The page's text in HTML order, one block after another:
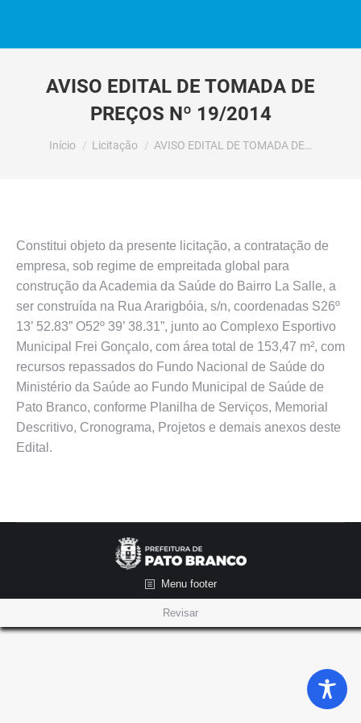
AVISO EDITAL DE TOMADA DE
PREÇOS Nº 19/2014
Você está aqui:
Início Licitação AVISO EDITAL DE TOMADA DE…
Constitui objeto da presente licitação, a contratação de
empresa, sob regime de empreitada global para
construção da Academia da Saúde do Bairro La Salle, a
ser construída na Rua Ararigbóia, s/n, coordenadas S26º
13’ 52.83” O52º 39’ 38.31”, junto ao Complexo Esportivo
Municipal Frei Gonçalo, com área total de 153,47 m², com
recursos repassados do Fundo Nacional de Saúde do
Ministério da Saúde ao Fundo Municipal de Saúde de
Pato Branco, conforme Planilha de Serviços, Memorial
Descritivo, Cronograma, Projetos e demais anexos deste
Edital.
Menu footer
Revisar